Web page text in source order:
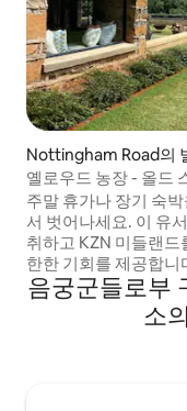
Nottingham Road의
옐로우드 농장 - 올드
주말 휴가나 장기 숙
서 벗어나세요. 이 유
취하고 KZN 미들랜드
한한 기회를 제공합니
을 누리면서도 카페,
로, 파머스 마켓, 골프
근할 수 있다고 생각
음궁군들로부
소